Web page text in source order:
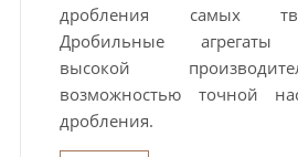
дробления самых
Дробильные агрегаты
высокой
возможностью точной
дробления.